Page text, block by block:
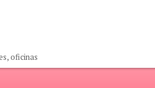
oficinas